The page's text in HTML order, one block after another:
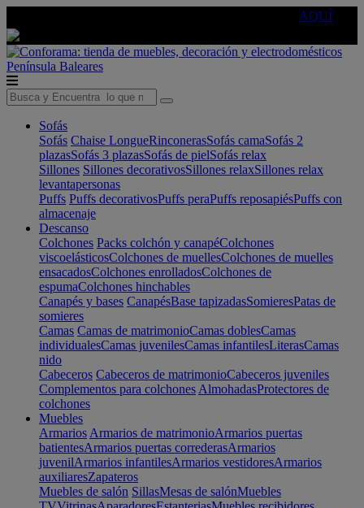
AQUÍ
Península Baleares
Sofás
Sofás Chaise LongueRinconerasSofás camaSofás 2
plazasSofás 3 plazasSofás de pielSofás relax
Sillones Sillones decorativosSillones relaxSillones relax
levantapersonas
Puffs Puffs decorativosPuffs peraPuffs reposapiésPuffs con
almacenaje
Descanso
Colchones Packs colchón y canapéColchones
viscoelásticosColchones de muellesColchones de muelles
ensacadosColchones enrolladosColchones de
espumaColchones hinchables
Canapés y bases CanapésBase tapizadasSomieresPatas de
somieres
Camas Camas de matrimonioCamas doblesCamas
individualesCamas juvenilesCamas infantilesLiterasCamas
nido
Cabeceros Cabeceros de matrimonioCabeceros juveniles
Complementos para colchones AlmohadasProtectores de
colchones
Muebles
Armarios Armarios de matrimonioArmarios puertas
batientesArmarios puertas correderasArmarios
juvenilArmarios infantilesArmarios vestidoresArmarios
auxiliaresZapateros
Muebles de salón SillasMesas de salónMuebles